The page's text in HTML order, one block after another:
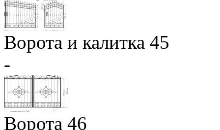
Ворота и калитка 45
-
Ворота 46